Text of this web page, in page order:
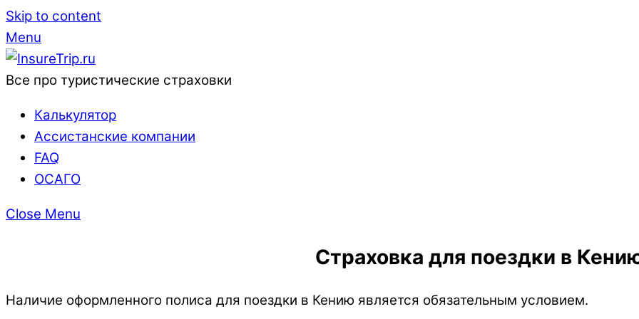
Skip to content
Menu
Все про туристические страховки
Калькулятор
Ассистанские компании
FAQ
ОСАГО
Close Menu
Страховка для поездки в
Наличие оформленного полиса для поездки в Кению является обязательным условием.